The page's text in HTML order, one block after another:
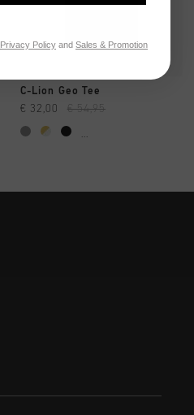
C-Lion Geo Tee
€ 32,00 € 54,95
...
Privacy Policy and Sales & Promotion